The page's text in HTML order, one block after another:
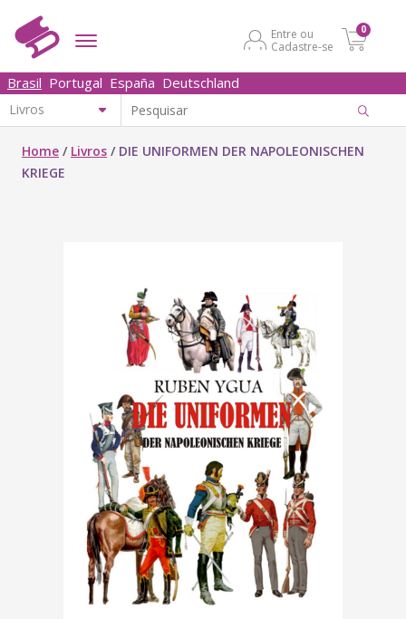
Entre ou
Cadastre-se
0
Brasil Portugal España Deutschland
Home / Livros / DIE UNIFORMEN DER NAPOLEONISCHEN
KRIEGE